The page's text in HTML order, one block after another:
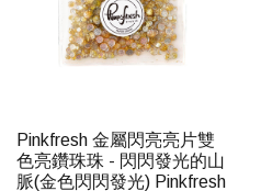
Pinkfresh 金屬閃亮亮片雙
色亮鑽珠珠 - 閃閃發光的山
脈(金色閃閃發光) Pinkfresh